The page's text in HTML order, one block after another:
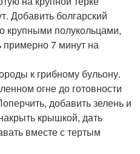
Добавить болгарский
крупными полукольцами,
примерно 7 минут на
к грибному бульону.
огне до готовности
добавить зелень и
крышкой, дать
вместе с тертым